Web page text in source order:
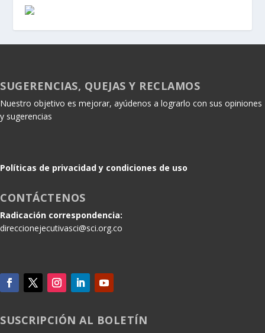
SUGERENCIAS, QUEJAS Y RECLAMOS
Nuestro objetivo es mejorar, ayúdenos a lograrlo con sus opiniones
y sugerencias
Políticas de privacidad y condiciones de uso
CONTÁCTENOS
Radicación correspondencia:
direccionejecutivasci@sci.org.co
SUSCRIPCIÓN AL BOLETÍN